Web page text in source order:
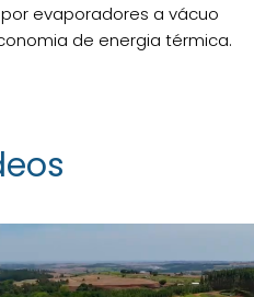
evaporadores a vácuo
de energia térmica.